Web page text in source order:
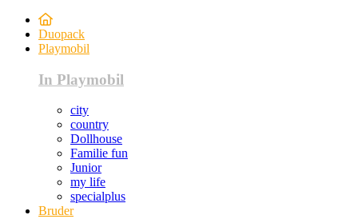
Duopack
Playmobil
In Playmobil
city
country
Dollhouse
Familie fun
Junior
my life
specialplus
Bruder